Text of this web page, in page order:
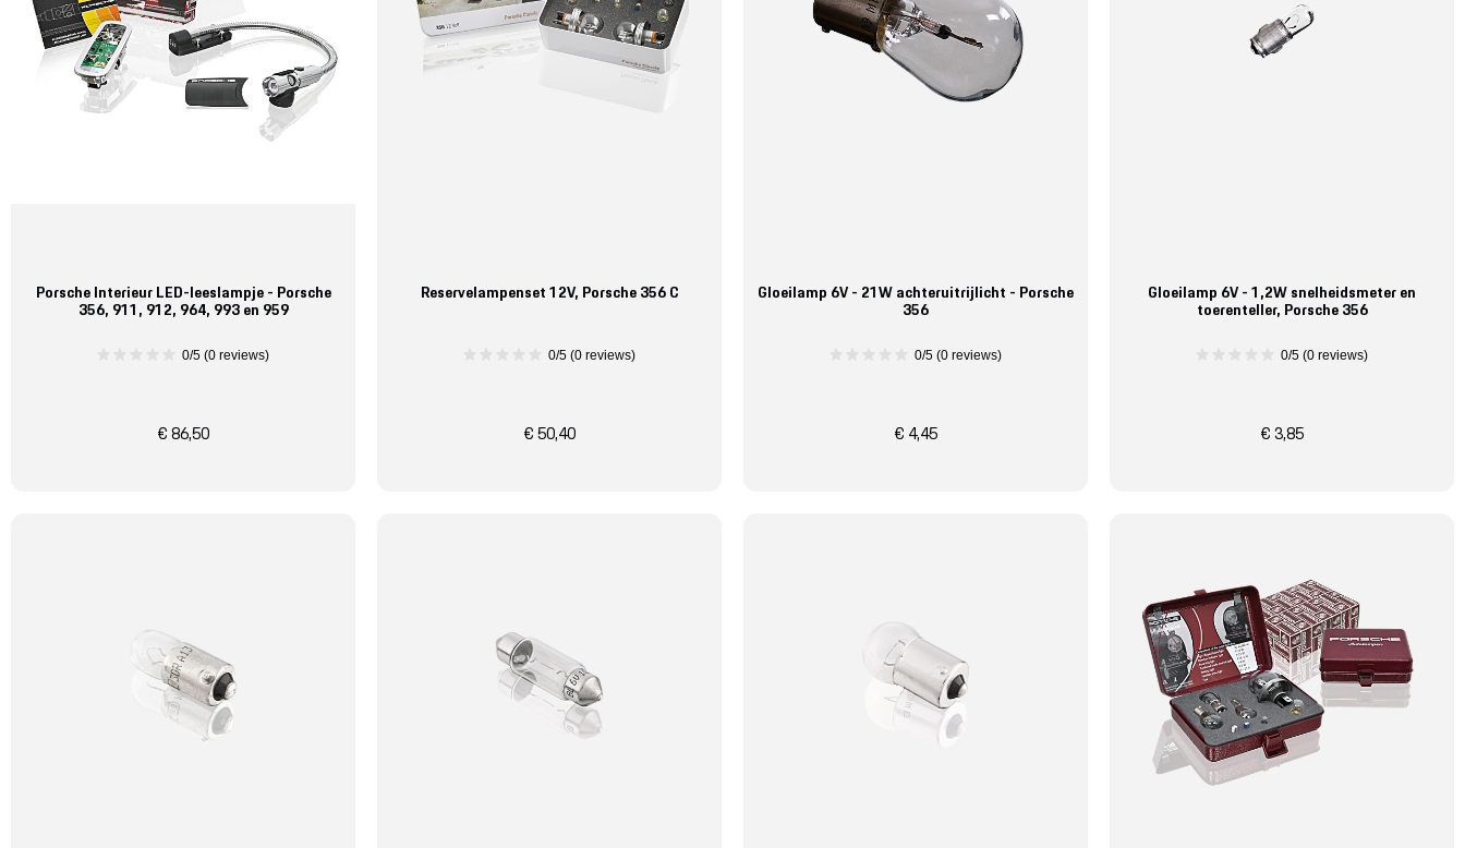
Porsche Interieur LED-leeslampje - Porsche
356, 911, 912, 964, 993 en 959
0/5 (0 reviews)
€ 86,50
Reservelampenset 12V, Porsche 356 C
0/5 (0 reviews)
€ 50,40
Gloeilamp 6V - 21W achteruitrijlicht - Porsche
356
0/5 (0 reviews)
€ 4,45
Gloeilamp 6V - 1,2W snelheidsmeter en
toerenteller, Porsche 356
0/5 (0 reviews)
€ 3,85